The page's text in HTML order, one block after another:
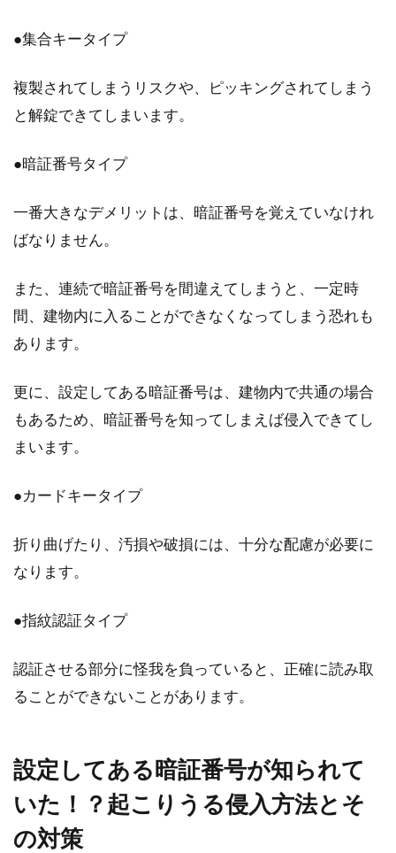
●集合キータイプ
複製されてしまうリスクや、ピッキングされてしまう
と解錠できてしまいます。
●暗証番号タイプ
一番大きなデメリットは、暗証番号を覚えていなけれ
ばなりません。
また、連続で暗証番号を間違えてしまうと、一定時
間、建物内に入ることができなくなってしまう恐れも
あります。
更に、設定してある暗証番号は、建物内で共通の場合
もあるため、暗証番号を知ってしまえば侵入できてし
まいます。
●カードキータイプ
折り曲げたり、汚損や破損には、十分な配慮が必要に
なります。
●指紋認証タイプ
認証させる部分に怪我を負っていると、正確に読み取
ることができないことがあります。
設定してある暗証番号が知られて
いた！？起こりうる侵入方法とそ
の対策